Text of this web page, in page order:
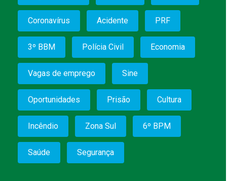
Coronavírus Acidente PRF
3º BBM Polícia Civil Economia
Vagas de emprego Sine
Oportunidades Prisão Cultura
Incêndio Zona Sul 6º BPM
Saúde Segurança